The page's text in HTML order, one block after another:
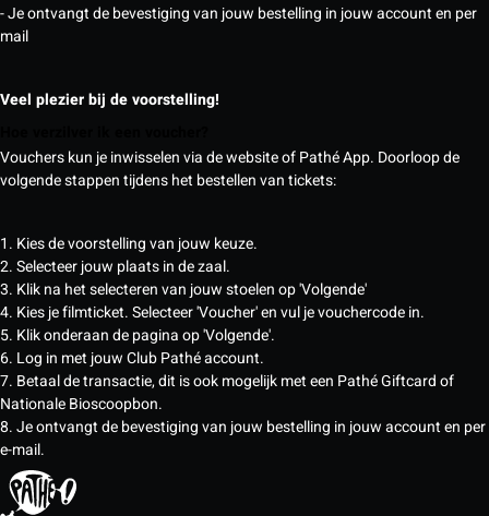
- Je ontvangt de bevestiging van jouw bestelling in jouw account en per
mail
Veel plezier bij de voorstelling!
Vouchers kun je inwisselen via de website of Pathé App. Doorloop de
volgende stappen tijdens het bestellen van tickets:
1. Kies de voorstelling van jouw keuze.
2. Selecteer jouw plaats in de zaal.
3. Klik na het selecteren van jouw stoelen op 'Volgende'
4. Kies je filmticket. Selecteer 'Voucher' en vul je vouchercode in.
5. Klik onderaan de pagina op 'Volgende'.
6. Log in met jouw Club Pathé account.
7. Betaal de transactie, dit is ook mogelijk met een Pathé Giftcard of
Nationale Bioscoopbon.
8. Je ontvangt de bevestiging van jouw bestelling in jouw account en per
e-mail.